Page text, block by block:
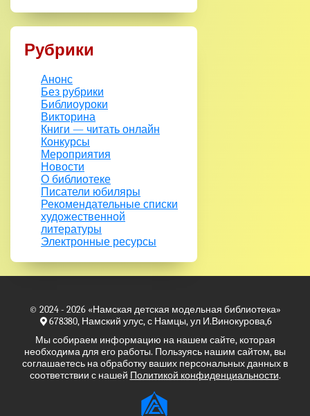
Рубрики
Анонс
Без рубрики
Библиоуроки
Викторина
Книги — читать онлайн
Конкурсы
Мероприятия
Новости
О библиотеке
Писатели юбиляры
Рекомендательные списки
художественной
литературы
Электронные ресурсы
© 2024 - 2026 «Намская детская модельная библиотека»
678380, Намский улус, с Намцы, ул И.Винокурова,6
Мы собираем информацию на нашем сайте, которая
необходима для его работы. Пользуясь нашим сайтом, вы
соглашаетесь на обработку ваших персональных данных в
соответствии с нашей Политикой конфиденциальности.